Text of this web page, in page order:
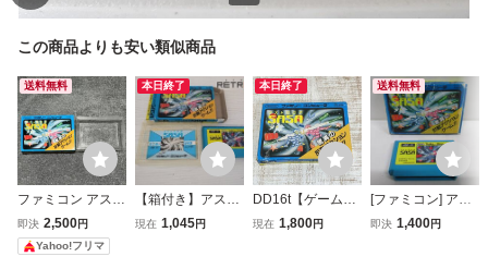
この商品よりも安い類似商品
送料無料
ファミコン アスト
ロロボSASA 箱の
み
即決 2,500円
Yahoo!フリマ
本日終了
【箱付き】アスト
ロロボ・ササ ファ
現在 1,045円
本日終了
DD16t【ゲーム】
FC ファミコン ア
現在 1,800円
送料無料
[ファミコン] アス
トロロボSASA [箱
即決 1,400円